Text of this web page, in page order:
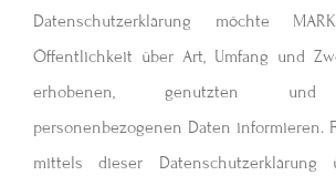
Datenschutzerklärung möchte
Öffentlichkeit über Art, Umfang und
erhobenen, genutzten und
personenbezogenen Daten informieren.
mittels dieser